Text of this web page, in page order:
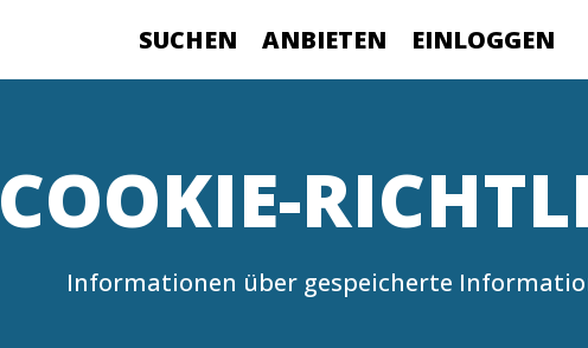
SUCHEN ANBIETEN EINLOGGEN
COOKIE-
Informationen über gespeicherte